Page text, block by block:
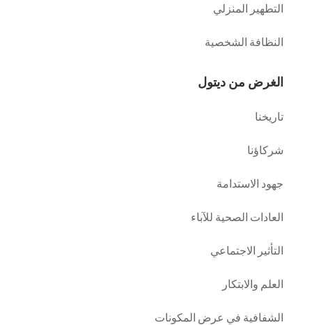
التطهير المنزلي
النظافة الشخصية
الغرض من ديتول
تاريخنا
شركاؤنا
جهود الاستدامة
العادات الصحية للآباء
التأثير الاجتماعي
العلم والابتكار
الشفافية في عرض المكونات